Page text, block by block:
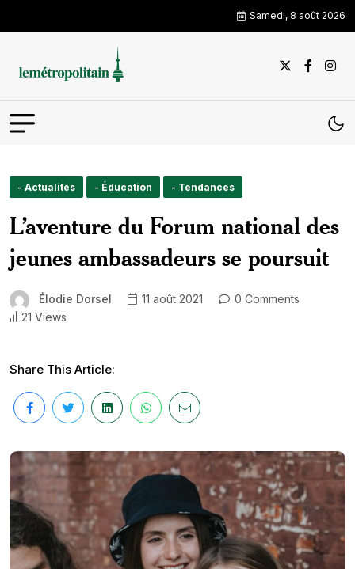
Samedi, 8 août 2026
- Actualités - Éducation - Tendances
L’aventure du Forum national des
jeunes ambassadeurs se poursuit
Élodie Dorsel 11 août 2021
0 Comments
21 Views
Share This Article: